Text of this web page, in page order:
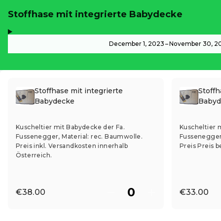
Stoffhase mit integrierte Babydecke
December 1, 2023 – November 30,
Stoffhase mit integrierte
Babydecke
Kuscheltier mit Babydecke der Fa.
Fussenegger, Material: rec. Baumwolle.
Preis inkl. Versandkosten innerhalb
Österreich.
€38.00
Kuscheltier
Preis Preis
€33.00